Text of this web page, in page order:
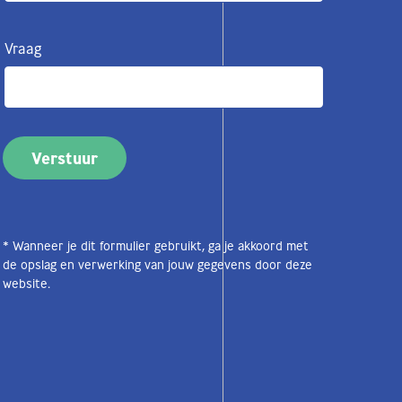
Vraag
* Wanneer je dit formulier gebruikt, ga je akkoord met
de opslag en verwerking van jouw gegevens door deze
website.